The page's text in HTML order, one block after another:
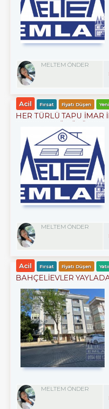
MELTEM ÖNDER
Acil Fırsat Fiyatı Düşen Yeni
HER TÜRLÜ TAPU İMAR
MELTEM ÖNDER
Acil Fırsat Fiyatı Düşen
BAHÇELİEVLER
SATILIKTIR.
MELTEM ÖNDER